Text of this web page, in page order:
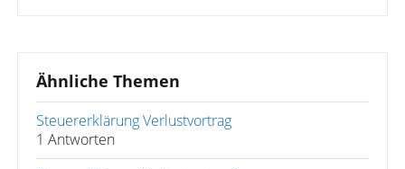
Ähnliche Themen
Steuererklärung Verlustvortrag
1 Antworten